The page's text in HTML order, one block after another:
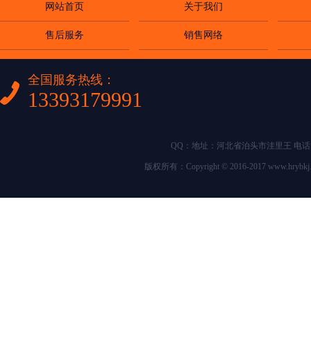
网站首页 关于我们
售后服务 销售网络
全国服务热线：
13393179991
QQ：地址：河北省泊头市洼里王 电
版权所有：Copyright © 2016-2017